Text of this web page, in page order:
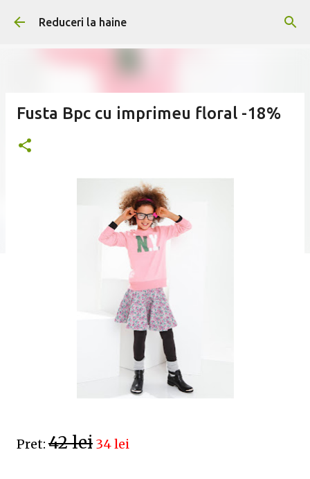
Treceți la conținutul principal
Reduceri la haine
Fusta Bpc cu imprimeu floral -18%
Pret: 42 lei 34 lei